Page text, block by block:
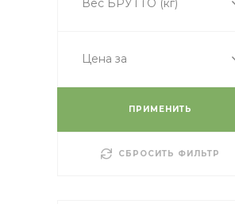
Вес БРУТТО (кг)
Цена за
ПРИМЕНИТЬ
СБРОСИТЬ ФИЛЬТР